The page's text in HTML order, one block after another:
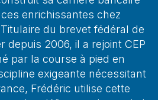
enrichissantes chez
du brevet fédéral de
depuis 2006, il a rejoint CEP
par la course à pied en
exigeante nécessitant
Frédéric utilise cette